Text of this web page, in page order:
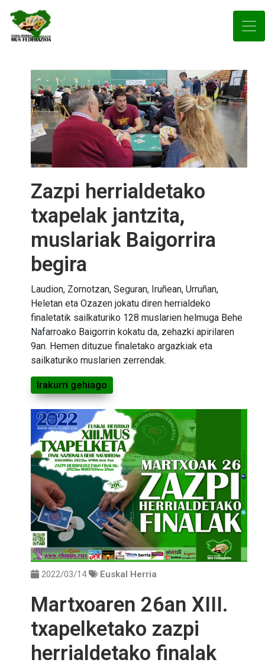
Zazpi herrialdetako
txapelak jantzita,
muslariak Baigorrira
begira
Laudion, Zornotzan, Seguran, Iruñean, Urruñan,
Heletan eta Ozazen jokatu diren herrialdeko
finaletatik sailkaturiko 128 muslarien helmuga Behe
Nafarroako Baigorrin kokatu da, zehazki apirilaren
9an. Hemen dituzue finaletako argazkiak eta
sailkaturiko muslarien zerrendak.
Irakurri gehiago
2022/03/14 Euskal Herria
Martxoaren 26an XIII.
txapelketako zazpi
herrialdetako finalak